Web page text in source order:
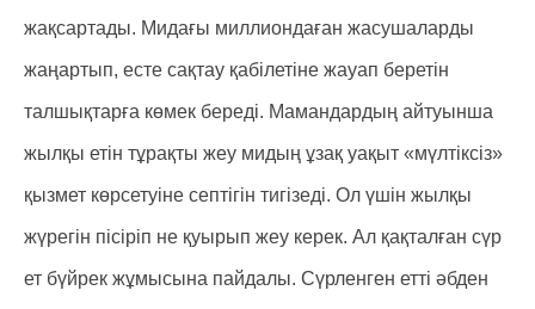
жақсартады. Мидағы миллиондаған жасушаларды
жаңартып, есте сақтау қабілетіне жауап беретін
талшықтарға көмек береді. Мамандардың айтуынша
жылқы етін тұрақты жеу мидың ұзақ уақыт «мүлтіксіз»
қызмет көрсетуіне септігін тигізеді. Ол үшін жылқы
жүрегін пісіріп не қуырып жеу керек. Ал қақталған сүр
ет бүйрек жұмысына пайдалы. Сүрленген етті әбден